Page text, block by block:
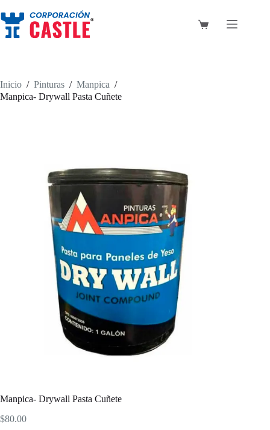
al
contenido
Carro
Inicio / Pinturas / Manpica /
Manpica- Drywall Pasta Cuñete
Manpica- Drywall Pasta Cuñete
$80.00